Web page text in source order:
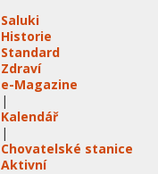
Saluki
Historie
Standard
Zdraví
e-Magazine
|
Kalendář
|
Chovatelské stanice
Aktivní